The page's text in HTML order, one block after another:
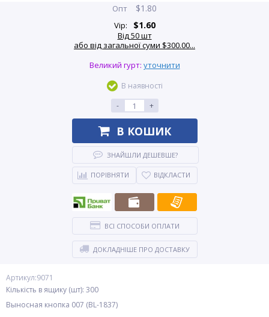
Артикул:9071
Кількість в ящику (шт): 300
Выносная кнопка 007 (BL-1837)
Опт $1.80
Vip: $1.60
Від 50 шт
або від загальної суми $300.00...
Великий гурт: уточнити
В наявності
-
+
В КОШИК
ЗНАЙШЛИ ДЕШЕВШЕ?
ПОРІВНЯТИ ВІДКЛАСТИ
ВСІ СПОСОБИ ОПЛАТИ
ДОКЛАДНІШЕ ПРО ДОСТАВКУ